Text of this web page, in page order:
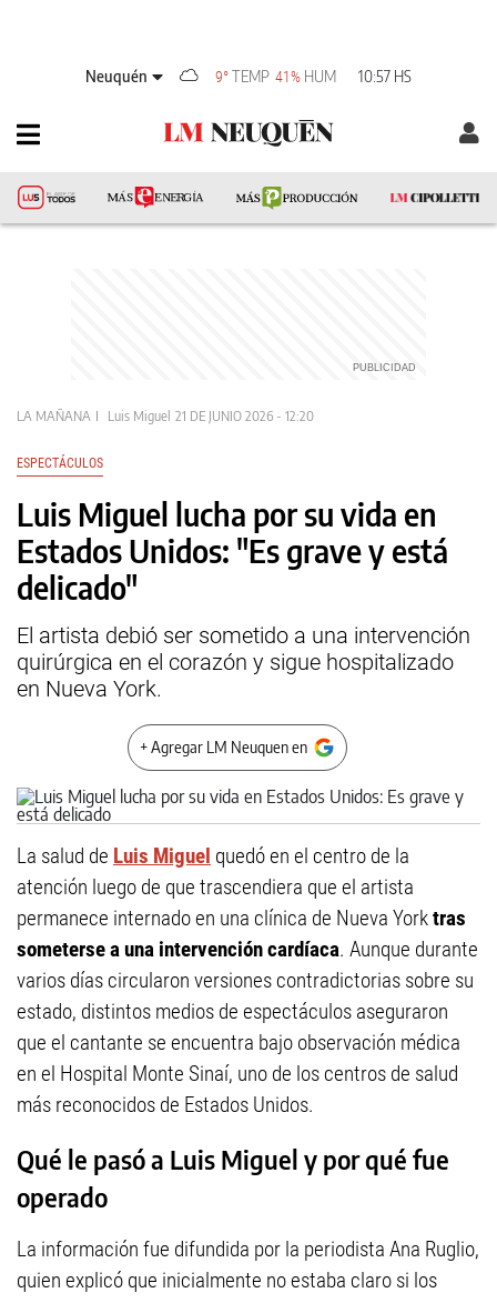
Neuquén 9° TEMP 41% HUM 10:57 HS
LA MAÑANA Luis Miguel 21 DE JUNIO 2026 - 12:20
ESPECTÁCULOS
Luis Miguel lucha por su vida en
Estados Unidos: "Es grave y está
delicado"
El artista debió ser sometido a una intervención
quirúrgica en el corazón y sigue hospitalizado
en Nueva York.
+ Agregar LM Neuquen en
La salud de Luis Miguel quedó en el centro de la
atención luego de que trascendiera que el artista
permanece internado en una clínica de Nueva Yorktras
someterse a una intervención cardíaca. Aunque durante
varios días circularon versiones contradictorias sobre su
estado, distintos medios de espectáculos aseguraron
que el cantante se encuentra bajo observación médica
en el Hospital Monte Sinaí, uno de los centros de salud
más reconocidos de Estados Unidos.
Qué le pasó a Luis Miguel y por qué fue
operado
La información fue difundida por la periodista Ana Ruglio,
quien explicó que inicialmente no estaba claro si los